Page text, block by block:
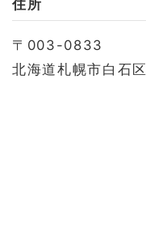
住所
〒003-0833
北海道札幌市白石